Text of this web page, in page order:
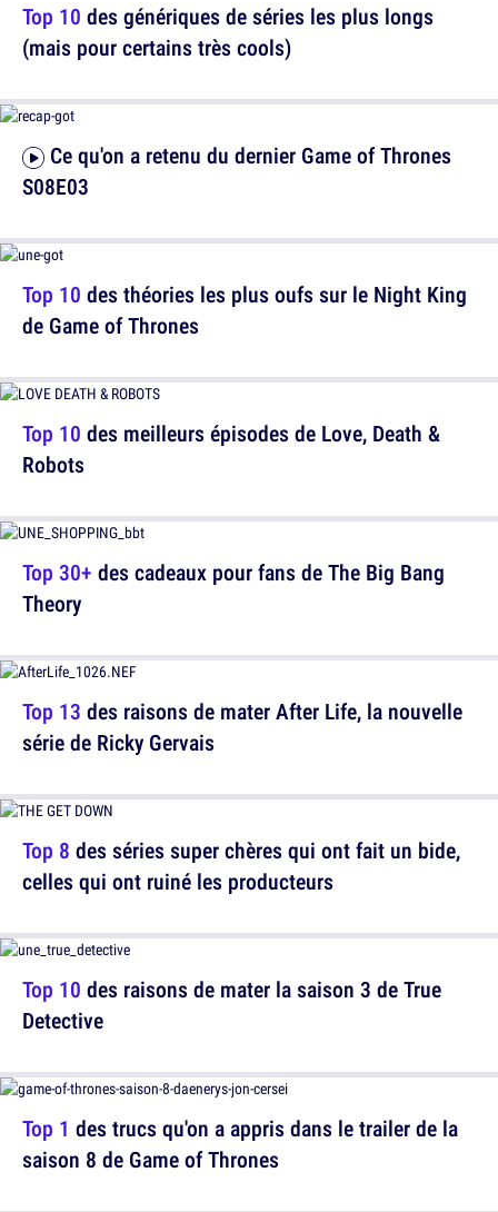
Top 10 des génériques de séries les plus longs
(mais pour certains très cools)
Top 10 des théories les plus oufs sur le Night King
de Game of Thrones
Top 30+ des cadeaux pour fans de The Big Bang
Theory
Top 8 des séries super chères qui ont fait un bide,
celles qui ont ruiné les producteurs
Top 1 des trucs qu'on a appris dans le trailer de la
saison 8 de Game of Thrones
S08E03
Top 10 des meilleurs épisodes de Love, Death &
Robots
Top 13 des raisons de mater After Life, la nouvelle
série de Ricky Gervais
Top 10 des raisons de mater la saison 3 de True
Detective